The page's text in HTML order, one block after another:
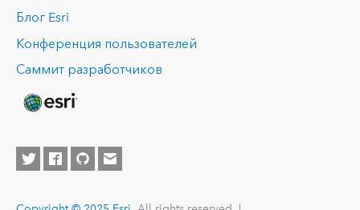
Блог Esri
Конференция пользователей
Саммит разработчиков